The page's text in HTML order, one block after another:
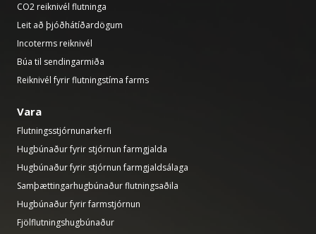
CO2 reiknivél flutninga
Leit að þjóðhátíðardögum
Incoterms reiknivél
Búa til sendingarmiða
Reiknivél fyrir flutningstíma farms
Vara
Flutningsstjórnunarkerfi
Hugbúnaður fyrir stjórnun farmgjalda
Hugbúnaður fyrir stjórnun farmgjaldsálaga
Samþættingarhugbúnaður flutningsaðila
Hugbúnaður fyrir farmstjórnun
Fjölflutningshugbúnaður